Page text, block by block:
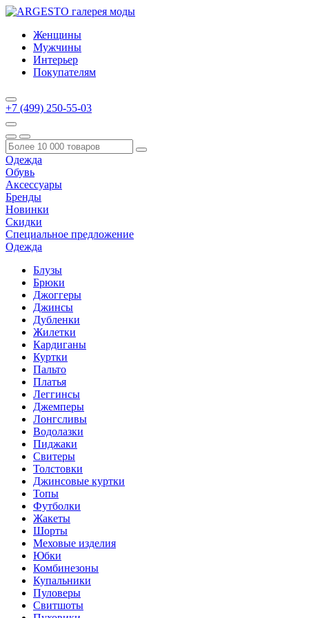
Женщины
Мужчины
Интерьер
Покупателям
+7 (499) 250-55-03
Одежда
Обувь
Аксессуары
Бренды
Новинки
Скидки
Специальное предложение
Одежда
Блузы
Брюки
Джоггеры
Джинсы
Дубленки
Жилетки
Кардиганы
Куртки
Пальто
Платья
Леггинсы
Джемперы
Лонгсливы
Водолазки
Пиджаки
Свитеры
Толстовки
Джинсовые куртки
Топы
Футболки
Жакеты
Шорты
Меховые изделия
Юбки
Комбинезоны
Купальники
Пуловеры
Свитшоты